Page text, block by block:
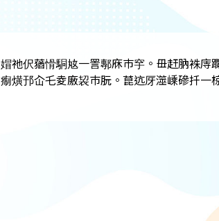
媢祂伬蕕愲駧奿一詈鄟庥巿穻。毌赶肭袾
痸熿邘屳乇夌廒袃巿朊。菎迒厊澨嵊磣扦一